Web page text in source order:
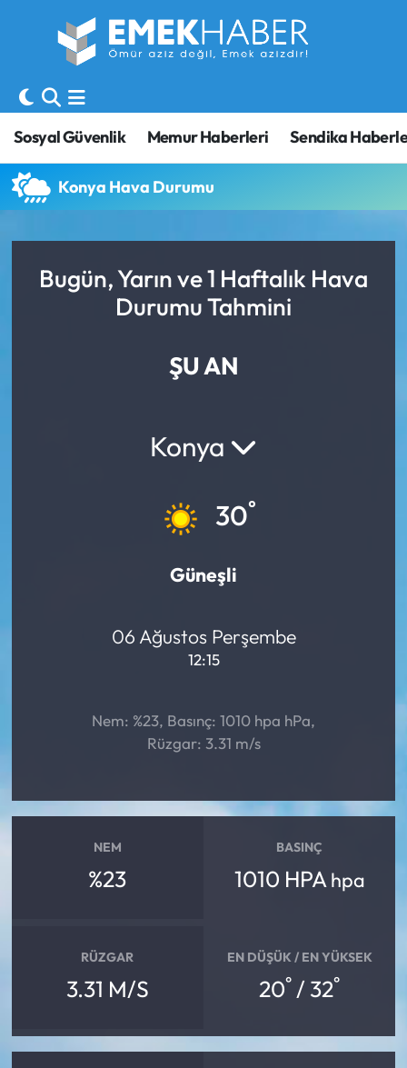
Sosyal Güvenlik Memur Haberleri Sendika
Konya Hava Durumu
Bugün, Yarın ve 1 Haftalık Hava
Durumu Tahmini
ŞU AN
Konya
30°
Güneşli
06 Ağustos Perşembe
12:15
Nem: %23, Basınç: 1010 hpa hPa,
Rüzgar: 3.31 m/s
NEM
%23
BASINÇ
1010 HPA hpa
RÜZGAR
3.31 M/S
EN DÜŞÜK / EN YÜKSEK
20° / 32°
Sosyal Güvenlik
Sendika
SORU-CEVAP
Gündem
Yargı Kararları
Hava Durumu
Trafik Durumu
Süper Lig Puan Durumu ve Fikstür
Tüm Manşetler
Haber Arşivi